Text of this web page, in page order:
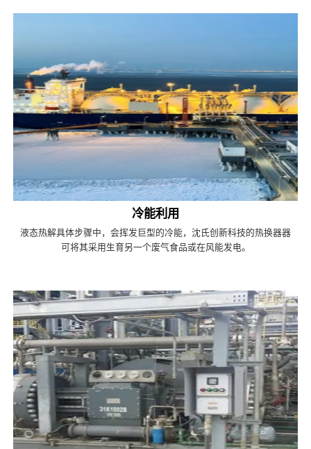
冷能利用
液态热解具体步骤中，会挥发巨型的冷能，沈氏创新科技的热换器器
可将其采用生育另一个废气食品或在风能发电。